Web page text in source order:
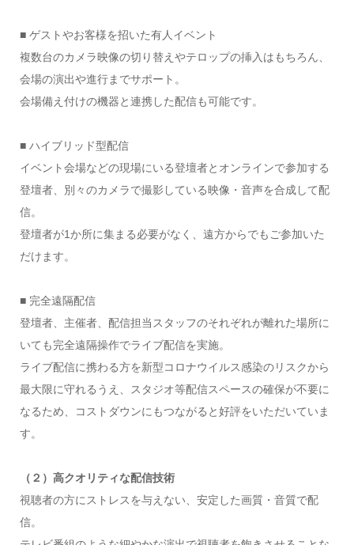
■ ゲストやお客様を招いた有人イベント
複数台のカメラ映像の切り替えやテロップの挿入はもちろん、
会場の演出や進行までサポート。
会場備え付けの機器と連携した配信も可能です。
■ ハイブリッド型配信
イベント会場などの現場にいる登壇者とオンラインで参加する
登壇者、別々のカメラで撮影している映像・音声を合成して配
信。
登壇者が1か所に集まる必要がなく、遠方からでもご参加いた
だけます。
■ 完全遠隔配信
登壇者、主催者、配信担当スタッフのそれぞれが離れた場所に
いても完全遠隔操作でライブ配信を実施。
ライブ配信に携わる方を新型コロナウイルス感染のリスクから
最大限に守れるうえ、スタジオ等配信スペースの確保が不要に
なるため、コストダウンにもつながると好評をいただいていま
す。
（２）高クオリティな配信技術
視聴者の方にストレスを与えない、安定した画質・音質で配
信。